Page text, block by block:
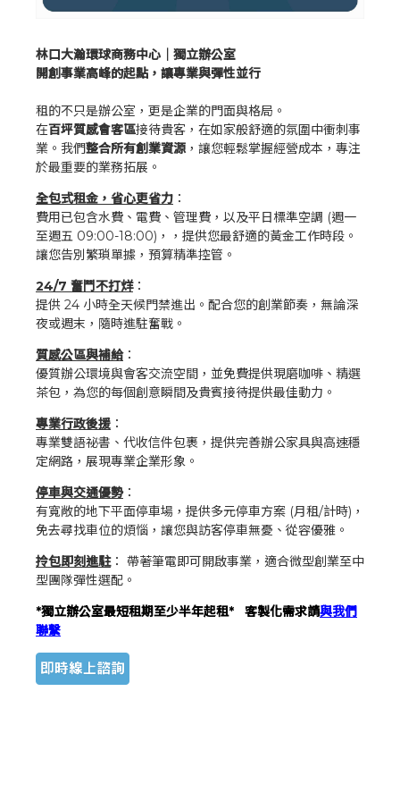
林口大瀚環球商務中心｜獨立辦公室
開創事業高峰的起點，讓專業與彈性並行
租的不只是辦公室，更是企業的門面與格局。
在百坪質感會客區接待貴客，在如家般舒適的氛圍中衝刺事
業。我們整合所有創業資源，讓您輕鬆掌握經營成本，專注
於最重要的業務拓展。
全包式租金，省心更省力 ：
費用已包含水費、電費、管理費，以及平日標準空調 (週一
至週五 09:00-18:00)，，提供您最舒適的黃金工作時段。
讓您告別繁瑣單據，預算精準控管。
24/7 奮鬥不打烊：
提供 24 小時全天候門禁進出。配合您的創業節奏，無論深
夜或週末，隨時進駐奮戰。
質感公區與補給：
優質辦公環境與會客交流空間，並免費提供現磨咖啡、精選
茶包，為您的每個創意瞬間及貴賓接待提供最佳動力。
專業行政後援 ：
專業雙語祕書、代收信件包裹，提供完善辦公家具與高速穩
定網路，展現專業企業形象。
停車與交通優勢：
有寬敞的地下平面停車場，提供多元停車方案 (月租/計時)，
免去尋找車位的煩惱，讓您與訪客停車無憂、從容優雅。
拎包即刻進駐： 帶著筆電即可開啟事業，適合微型創業至中
型團隊彈性選配。
*獨立辦公室最短租期至少半年起租* 客製化需求請與我們
聯繫